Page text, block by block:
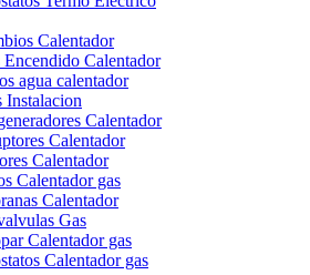
Calentador
Calentador
agua calentador
Instalacion
Calentador
Calentador
Calentador
Calentador gas
Calentador
Gas
Calentador gas
Calentador gas